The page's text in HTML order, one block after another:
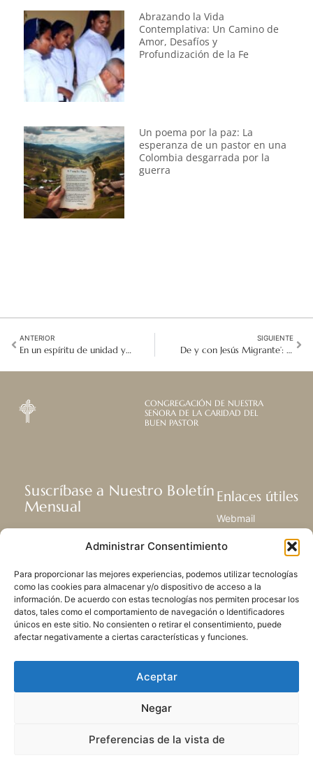
Administrar Consentimiento
Para proporcionar las mejores experiencias, podemos utilizar tecnologías
como las cookies para almacenar y/o dispositivo de acceso a la
información. De acuerdo con estas tecnologías nos permiten procesar los
datos, tales como el comportamiento de navegación o Identificadores
únicos en este sitio. No consienten o retirar el consentimiento, puede
afectar negativamente a ciertas características y funciones.
Aceptar
Negar
Preferencias de la vista de
Abrazando la Vida
Contemplativa: Un Camino de
Amor, Desafíos y
Profundización de la Fe
Un poema por la paz: La
esperanza de un pastor en una
Colombia desgarrada por la
guerra
ANTERIOR
En un espíritu de unidad y servicio: Reunidos de todas las Islas
SIGUIENTE
De y con Jesús Migrante’: Sor Claudia Palacio y las Hermanas del Buen Pastor en Honduras.
CONGREGACIÓN DE NUESTRA
SEÑORA DE LA CARIDAD DEL
BUEN PASTOR
Suscríbase a Nuestro Boletín
Mensual
Recibir las últimas noticias acerca de
nuestra vida, la misión y ministerios de
SUSCRIBIRSE
Enlaces útiles
Webmail
Centro de Recursos
Mapa del sitio
POLÍTICA DE PRIVACIDADLAS COOKIES